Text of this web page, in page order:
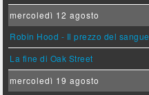
mercoledì 12 agosto
Robin Hood - Il prezzo del sangue
La fine di Oak Street
mercoledì 19 agosto